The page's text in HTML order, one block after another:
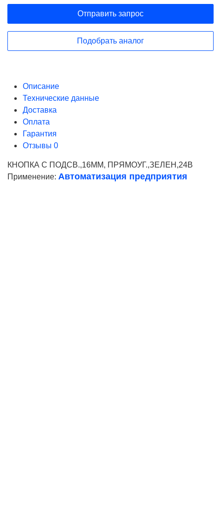
Отправить запрос
Подобрать аналог
Описание
Технические данные
Доставка
Оплата
Гарантия
Отзывы 0
КНОПКА С ПОДСВ.,16ММ, ПРЯМОУГ.,ЗЕЛЕН,24В
Применение: Автоматизация предприятия
Ваше имя